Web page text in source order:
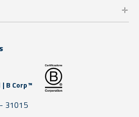
B Corp™
31015